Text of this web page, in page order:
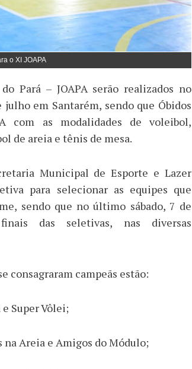
o XI JOAPA
Pará – JOAPA serão realizados no
em Santarém, sendo que Óbidos
com as modalidades de voleibol,
de areia e tênis de mesa.
Municipal de Esporte e Lazer
para selecionar as equipes que
sendo que no último sábado, 7 de
das seletivas, nas diversas
consagraram campeãs estão:
Super Vôlei;
Areia e Amigos do Módulo;